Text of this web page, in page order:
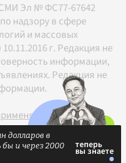
Эл № ФС77-67642
надзору в сфере
и массовых
г. Редакция не
информации,
Редакция не
соответствии с
долларов в
бы и через 2000